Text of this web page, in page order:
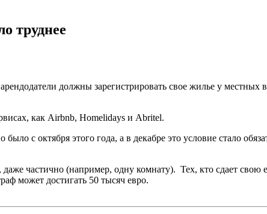
труднее
должны зарегистрировать свое жилье у местных
как Airbnb, Homelidays и Abritel.
с октября этого года, а в декабре это условие стало
даже частично (например, одну комнату). Тех, кто сдает
может достигать 50 тысяч евро.